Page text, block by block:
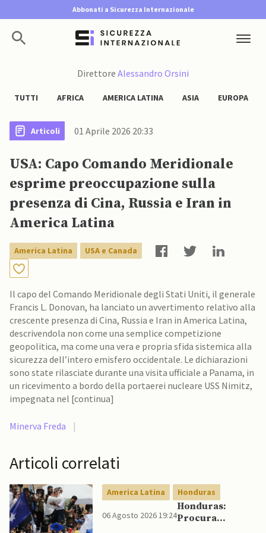
Abbonati a Sicurezza Internazionale
Direttore Alessandro Orsini
TUTTI AFRICA AMERICA LATINA ASIA EUROPA
Articoli 01 Aprile 2026 20:33
USA: Capo Comando Meridionale
esprime preoccupazione sulla
presenza di Cina, Russia e Iran in
America Latina
America Latina USA e Canada
Il capo del Comando Meridionale degli Stati Uniti, il generale
Francis L. Donovan, ha lanciato un avvertimento relativo alla
crescente presenza di Cina, Russia e Iran in America Latina,
descrivendola non come una semplice competizione
geopolitica, ma come una vera e propria sfida sistemica alla
sicurezza dell’intero emisfero occidentale. Le dichiarazioni
sono state rilasciate durante una visita ufficiale a Panama, in
un ricevimento a bordo della portaerei nucleare USS Nimitz,
impegnata nel [continua]
Minerva Freda |
Articoli correlati
America Latina Honduras
06 Agosto 2026 19:24
Honduras:
Procura